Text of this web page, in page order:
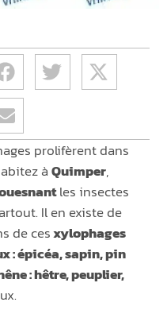
prolifèrent dans
àQuimper,
les insectes
Il en existe de
de cesxylophages
: épicéa, sapin, pin
:hêtre, peuplier,